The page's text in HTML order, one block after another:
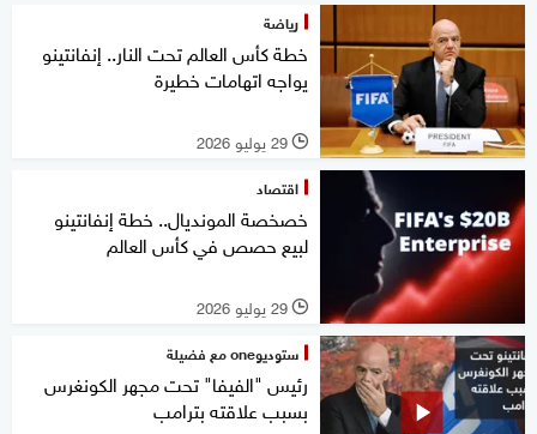
رياضة
خطة كأس العالم تحت النار.. إنفانتينو
يواجه اتهامات خطيرة
l 29 يوليو 2026
اقتصاد
خصخصة المونديال.. خطة إنفانتينو
لبيع حصص في كأس العالم
l 29 يوليو 2026
ستوديوone مع فضيلة
رئيس "الفيفا" تحت مجهر الكونغرس
بسبب علاقته بترامب